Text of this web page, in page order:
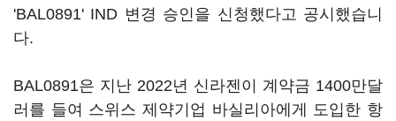
'BAL0891' IND 변경 승인을 신청했다고 공시했습니
다.
BAL0891은 지난 2022년 신라젠이 계약금 1400만달
러를 들여 스위스 제약기업 바실리아에게 도입한 항